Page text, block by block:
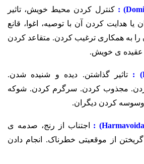
کنترل کردن محیط خویش، تاثیر
یا هدایت کردن آن با توصیه، اغوا، قانع
را به همکاری ترغیب کردن. متقاعد کردن
عقیده ی خویش.
تاثیر گذاشتن. دیده و شنیده شدن.
مجذوب کردن. سرگرم کردن. شوکه
کردن دیگران.
اجتناب از رنج، صدمه ی
از موقعیتی خطرناک. انجام دادن